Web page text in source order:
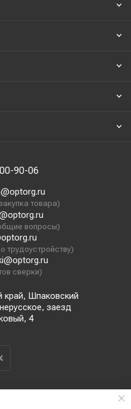
90-06
товара)
вопросы)
трудоустройству)
сверки)
край, Шпаковский
заезд
4